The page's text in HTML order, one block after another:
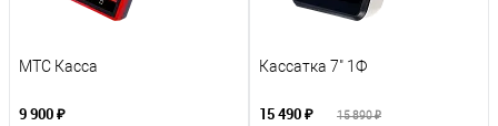
МТС Касса
9 900 ₽
Кассатка 7" 1Ф
15 490 ₽ 15 890 ₽